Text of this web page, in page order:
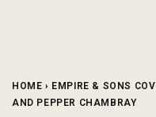
HOME › EMPIRE & SONS
AND PEPPER CHAMBRAY